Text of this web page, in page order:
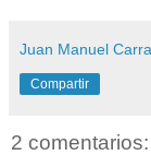
Juan Manuel
Compartir
2 comentarios: